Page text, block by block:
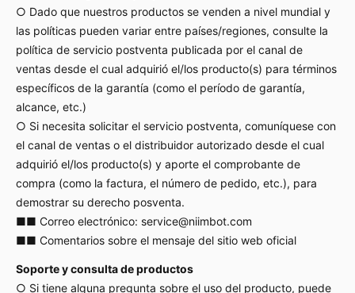
○ Dado que nuestros productos se venden a nivel mundial y
las políticas pueden variar entre países/regiones, consulte la
política de servicio postventa publicada por el canal de
ventas desde el cual adquirió el/los producto(s) para términos
específicos de la garantía (como el período de garantía,
alcance, etc.)
○ Si necesita solicitar el servicio postventa, comuníquese con
el canal de ventas o el distribuidor autorizado desde el cual
adquirió el/los producto(s) y aporte el comprobante de
compra (como la factura, el número de pedido, etc.), para
demostrar su derecho posventa.
■■ Correo electrónico: service@niimbot.com
■■ Comentarios sobre el mensaje del sitio web oficial
Soporte y consulta de productos
○ Si tiene alguna pregunta sobre el uso del producto, puede